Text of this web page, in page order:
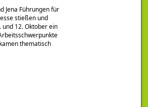
Jena Führungen für
stießen und
12. Oktober ein
thematisch